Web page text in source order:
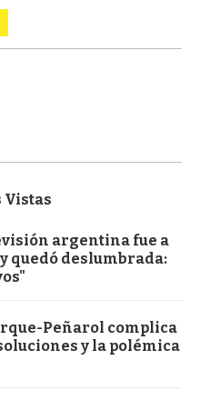
Vistas
argentina fue a
quedó deslumbrada:
Peñarol complica
y la polémica